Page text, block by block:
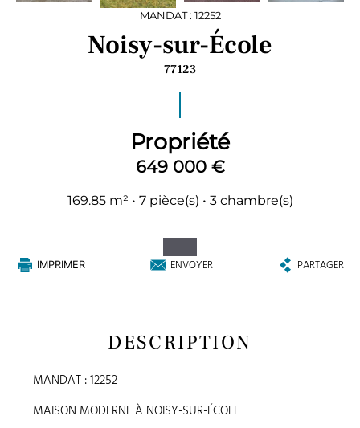
MANDAT : 12252
Noisy-sur-École
77123
Propriété
649 000 €
169.85 m² • 7 pièce(s) • 3 chambre(s)
IMPRIMER ENVOYER PARTAGER
DESCRIPTION
MANDAT : 12252
MAISON MODERNE À NOISY-SUR-ÉCOLE